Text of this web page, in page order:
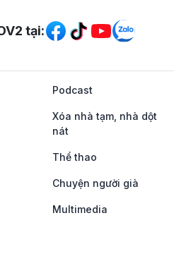
hội
tại:
Podcast
Xóa nhà tạm, nhà dột
nát
Thể thao
Chuyện người già
Multimedia